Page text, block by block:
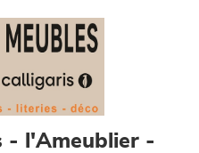
- l'Ameublier -